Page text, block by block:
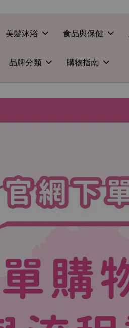
美髮沐浴 食品與保健
品牌分類 購物指南